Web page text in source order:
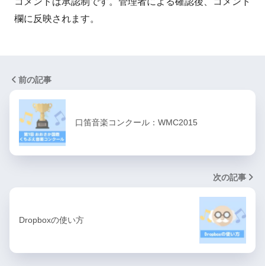
欄に反映されます。
前の記事
口笛音楽コンクール：WMC2015
次の記事
Dropboxの使い方